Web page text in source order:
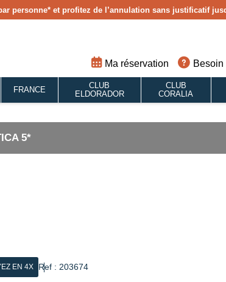
personne* et profitez de l’annulation sans justificatif
Ma réservation
FRANCE
CLUB
ELDORADOR
CLUB
CORALIA
5*
EN 4X Ref : 203674